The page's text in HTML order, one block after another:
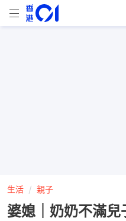
生活 親子
婆媳｜奶奶不滿